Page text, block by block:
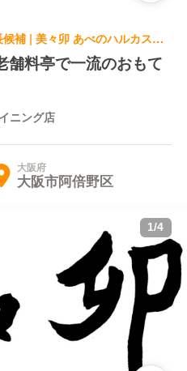
和食, うどん・そば | 店長・店長候補 | 美々卯 あべのハルカスダイニング店
舗料亭で一流のおもて
ニング店
大阪府
大阪市阿倍野区
1/4